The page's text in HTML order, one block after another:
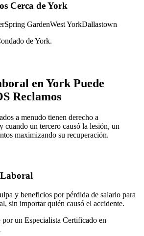
Cerca deYork
Spring GardenWest YorkDallastown
de York.
enYorkPuede
Reclamos
a menudo tienen derecho a
cuando un tercero causó la lesión, un
maximizando su recuperación.
y beneficios por pérdida de salario para
sin importar quién causó el accidente.
un Especialista Certificado en